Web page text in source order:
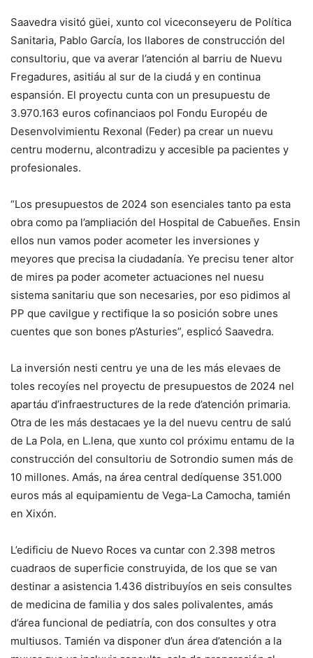
Saavedra visitó güei, xunto col viceconseyeru de Política
Sanitaria, Pablo García, los llabores de construcción del
consultoriu, que va averar l’atención al barriu de Nuevu
Fregadures, asitiáu al sur de la ciudá y en continua
espansión. El proyectu cunta con un presupuestu de
3.970.163 euros cofinanciaos pol Fondu Européu de
Desenvolvimientu Rexonal (Feder) pa crear un nuevu
centru modernu, alcontradizu y accesible pa pacientes y
profesionales.
“Los presupuestos de 2024 son esenciales tanto pa esta
obra como pa l’ampliación del Hospital de Cabueñes. Ensin
ellos nun vamos poder acometer les inversiones y
meyores que precisa la ciudadanía. Ye precisu tener altor
de mires pa poder acometer actuaciones nel nuesu
sistema sanitariu que son necesaries, por eso pidimos al
PP que cavilgue y rectifique la so posición sobre unes
cuentes que son bones p’Asturies”, esplicó Saavedra.
La inversión nesti centru ye una de les más elevaes de
toles recoyíes nel proyectu de presupuestos de 2024 nel
apartáu d’infraestructures de la rede d’atención primaria.
Otra de les más destacaes ye la del nuevu centru de salú
de La Pola, en L.lena, que xunto col próximu entamu de la
construcción del consultoriu de Sotrondio sumen más de
10 millones. Amás, na área central dedíquense 351.000
euros más al equipamientu de Vega-La Camocha, tamién
en Xixón.
L’edificiu de Nuevo Roces va cuntar con 2.398 metros
cuadraos de superficie construyida, de los que se van
destinar a asistencia 1.436 distribuyíos en seis consultes
de medicina de familia y dos sales polivalentes, amás
d’área funcional de pediatría, con dos consultes y otra
multiusos. Tamién va disponer d’un área d’atención a la